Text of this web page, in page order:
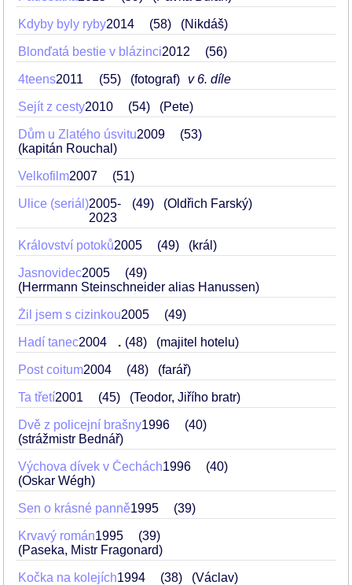
Kdyby byly ryby2014 58 (Nikdáš)
Blonďatá bestie v blázinci2012 56
4teens2011 55 (fotograf) v 6. díle
Sejít z cesty2010 54 (Pete)
Dům u Zlatého úsvitu2009
53
(kapitán Rouchal)
Velkofilm2007 51
Ulice (seriál)2005-
2023
49 (Oldřich Farský)
Království potoků2005 49 (král)
Jasnovidec2005
49
(Herrmann Steinschneider alias Hanussen)
Žil jsem s cizinkou2005 49
Hadí tanec2004 . 48 (majitel hotelu)
Post coitum2004 48 (farář)
Ta třetí2001 45 (Teodor, Jiřího bratr)
Dvě z policejní brašny1996
40
(strážmistr Bednář)
Výchova dívek v Čechách1996
40
(Oskar Wégh)
Sen o krásné panně1995 39
Krvavý román1995
39
(Paseka, Mistr Fragonard)
Kočka na kolejích1994 38 (Václav)